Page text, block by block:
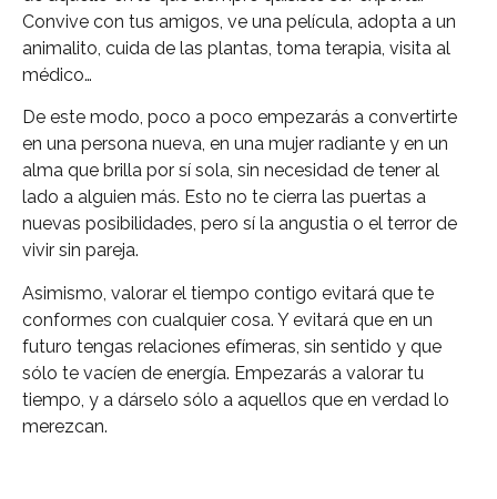
Convive con tus amigos, ve una película, adopta a un
animalito, cuida de las plantas, toma terapia, visita al
médico…
De este modo, poco a poco empezarás a convertirte
en una persona nueva, en una mujer radiante y en un
alma que brilla por sí sola, sin necesidad de tener al
lado a alguien más. Esto no te cierra las puertas a
nuevas posibilidades, pero sí la angustia o el terror de
vivir sin pareja.
Asimismo, valorar el tiempo contigo evitará que te
conformes con cualquier cosa. Y evitará que en un
futuro tengas relaciones efímeras, sin sentido y que
sólo te vacíen de energía. Empezarás a valorar tu
tiempo, y a dárselo sólo a aquellos que en verdad lo
merezcan.